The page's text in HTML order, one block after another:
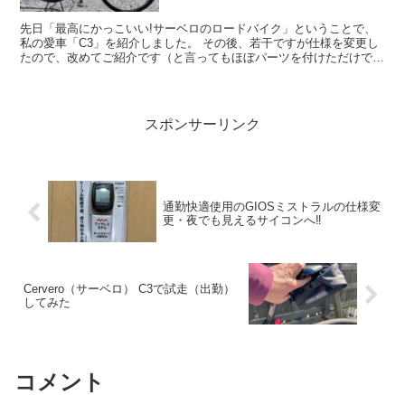
先日「最高にかっこいい!サーベロのロードバイク」ということで、
私の愛車「C3」を紹介しました。 その後、若干ですが仕様を変更し
たので、改めてご紹介です（と言ってもほぼパーツを付けただけです
スポンサーリンク
通勤快適使用のGIOSミストラルの仕様変
更・夜でも見えるサイコンへ‼︎
Cervero（サーベロ） C3で試走（出勤）
してみた
コメント